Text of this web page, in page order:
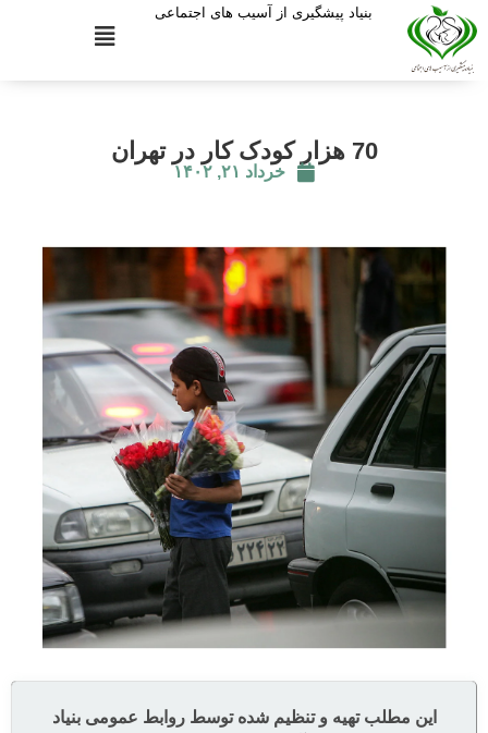
بنیاد پیشگیری از آسیب های اجتماعی
70 هزار کودک کار در تهران
خرداد ۲۱, ۱۴۰۲
این مطلب تهیه و تنظیم شده توسط روابط عمومی بنیاد